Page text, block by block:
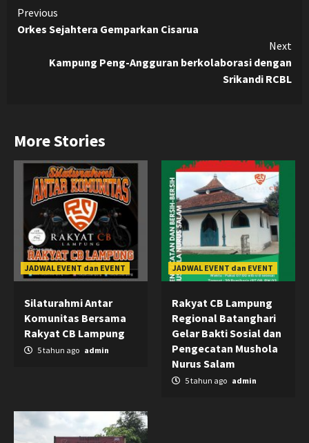
Continue
Reading
Previous
Orkes Sejahtera Gemparkan Cisarua
Next
Kampung Peng-Angguran berkolaborasi dengan
Srikandi RCBL
More Stories
JADWAL EVENT dan EVENT
Silaturahmi Antar
Komunitas Bersama
Rakyat CB Lampung
5 tahun ago admin
JADWAL EVENT dan EVENT
Rakyat CB Lampung
Regional Batanghari
Gelar Bakti Sosial dan
Pengecatan Mushola
Nurus Salam
5 tahun ago admin